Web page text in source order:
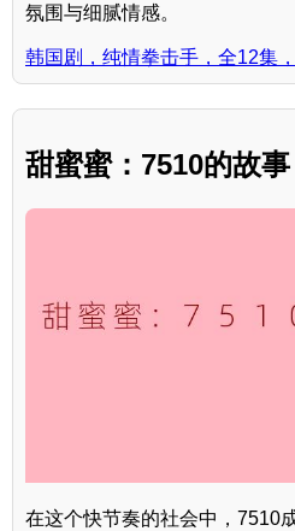
氛围与细腻情感。
韩国剧，纯情拳击手，全12集
甜蜜蜜：7510的故事
在这个快节奏的社会中，7510